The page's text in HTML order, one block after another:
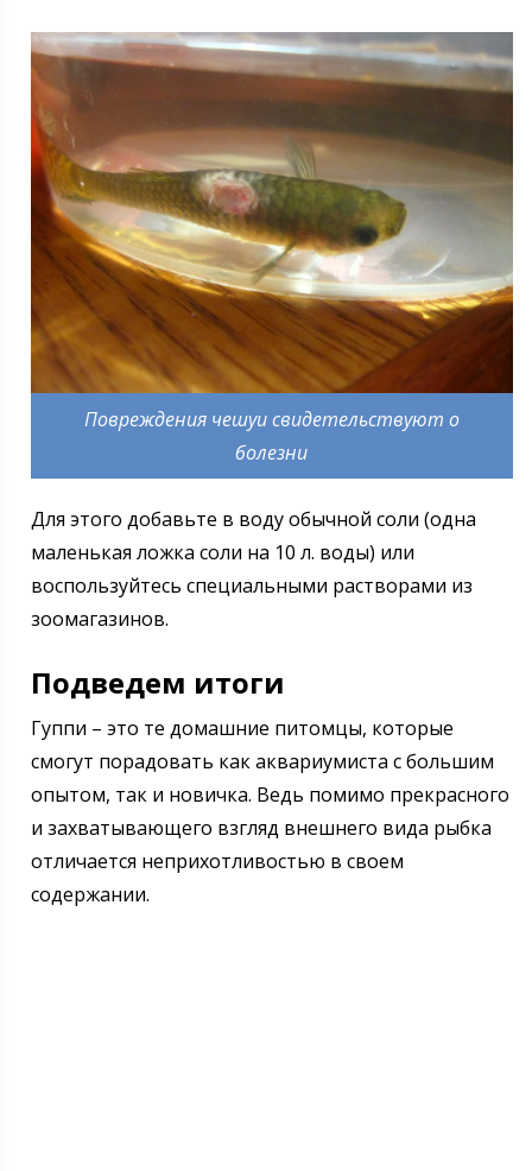
Повреждения чешуи свидетельствуют о
болезни
Для этого добавьте в воду обычной соли (одна
маленькая ложка соли на 10 л. воды) или
воспользуйтесь специальными растворами из
зоомагазинов.
Подведем итоги
Гуппи – это те домашние питомцы, которые
смогут порадовать как аквариумиста с большим
опытом, так и новичка. Ведь помимо прекрасного
и захватывающего взгляд внешнего вида рыбка
отличается неприхотливостью в своем
содержании.